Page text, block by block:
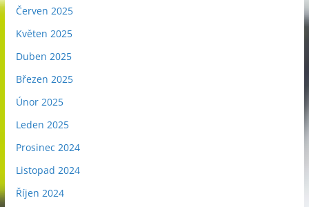
Červen 2025
Květen 2025
Duben 2025
Březen 2025
Únor 2025
Leden 2025
Prosinec 2024
Listopad 2024
Říjen 2024